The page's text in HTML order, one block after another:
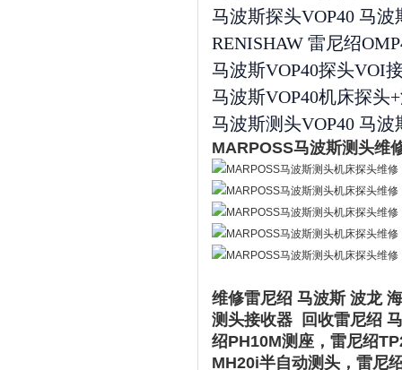
马波斯探头VOP40 马
RENISHAW 雷尼绍
马波斯VOP40探头VOI
马波斯VOP40机床探头
马波斯测头VOP40 马
MARPOSS马波斯测头维
维修雷尼绍 马波斯 波龙
测头接收器 回收雷尼绍
绍PH10M测座，雷尼绍
MH20i半自动测头，雷尼